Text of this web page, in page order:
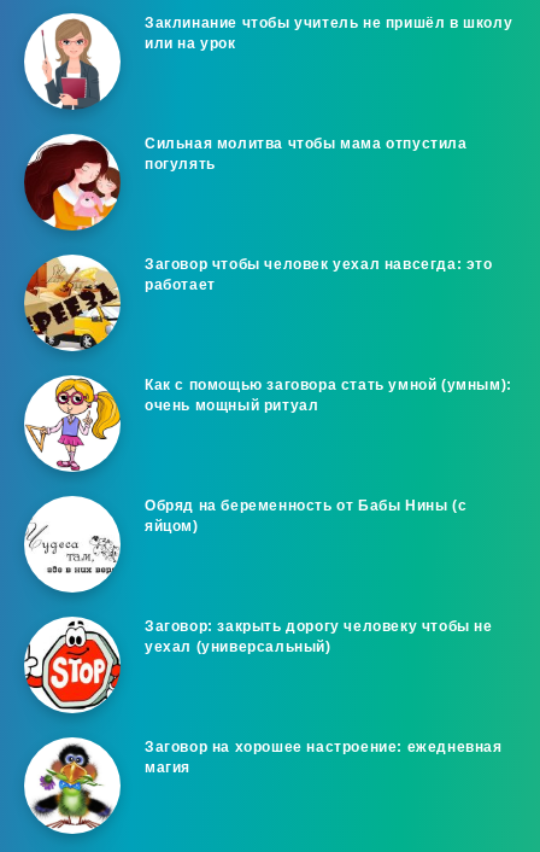
Заклинание чтобы учитель не пришёл в школу
или на урок
Сильная молитва чтобы мама отпустила
погулять
Заговор чтобы человек уехал навсегда: это
работает
Как с помощью заговора стать умной (умным):
очень мощный ритуал
Обряд на беременность от Бабы Нины (с
яйцом)
Заговор: закрыть дорогу человеку чтобы не
уехал (универсальный)
Заговор на хорошее настроение: ежедневная
магия